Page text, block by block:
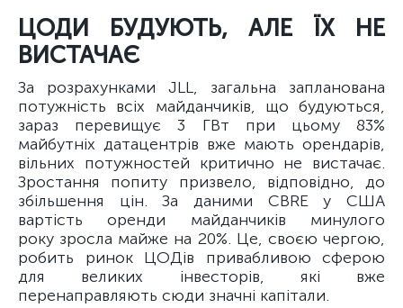
ЦОДИ БУДУЮТЬ, АЛЕ ЇХ НЕ
ВИСТАЧАЄ
За розрахунками JLL, загальна запланована
потужність всіх майданчиків, що будуються,
зараз перевищує 3 ГВт при цьому 83%
майбутніх датацентрів вже мають орендарів,
вільних потужностей критично не вистачає.
Зростання попиту призвело, відповідно, до
збільшення цін. За даними CBRE у США
вартість оренди майданчиків минулого
року зросла майже на 20%. Це, своєю чергою,
робить ринок ЦОДів привабливою сферою
для великих інвесторів, які вже
перенаправляють сюди значні капітали.